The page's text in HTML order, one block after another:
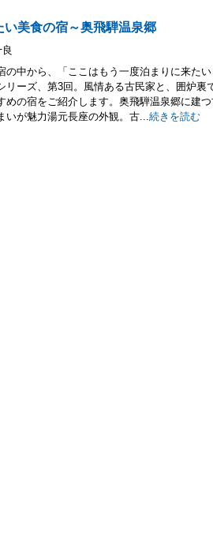
い美食の宿～奥飛騨温泉郷
の中から、「ここはもう一度泊まりに来た
リーズ、第3回。風情ある古民家と、囲炉裏
めの宿をご紹介します。奥飛騨温泉郷に建
いが魅力湯元長座の外観。古...続きを読む